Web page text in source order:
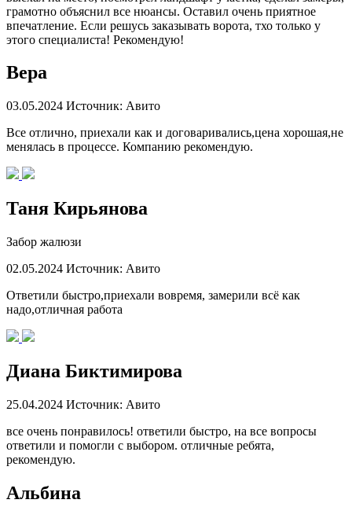
грамотно объяснил все нюансы. Оставил очень приятное
впечатление. Если решусь заказывать ворота, тхо только у
этого специалиста! Рекомендую!
Вера
03.05.2024 Источник: Авито
Все отлично, приехали как и договаривались,цена хорошая,не
менялась в процессе. Компанию рекомендую.
Таня Кирьянова
Забор жалюзи
02.05.2024 Источник: Авито
Ответили быстро,приехали вовремя, замерили всё как
надо,отличная работа
Диана Биктимирова
25.04.2024 Источник: Авито
все очень понравилось! ответили быстро, на все вопросы
ответили и помогли с выбором. отличные ребята,
рекомендую.
Альбина